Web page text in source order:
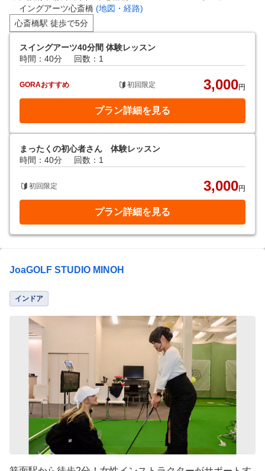
イングアーツ心斎橋 (地図・経路)
心斎橋駅 徒歩で5分
スイングアーツ40分間 体験レッスン
時間：40分
回数：1
GORAおすすめ 初回限定 3,000円
プラン詳細を見る
まったくの初心者さん 体験レッスン
時間：40分
回数：1
初回限定 3,000円
プラン詳細を見る
JoaGOLF STUDIO MINOH
インドア